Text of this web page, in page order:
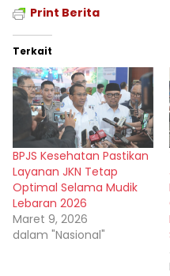
Print Berita
Terkait
BPJS Kesehatan Pastikan
Layanan JKN Tetap
Optimal Selama Mudik
Lebaran 2026
Maret 9, 2026
dalam "Nasional"